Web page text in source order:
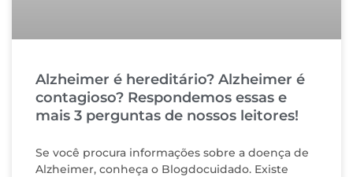
Alzheimer é hereditário? Alzheimer é
contagioso? Respondemos essas e
mais 3 perguntas de nossos leitores!
Se você procura informações sobre a doença de
Alzheimer, conheça o Blogdocuidado. Existe